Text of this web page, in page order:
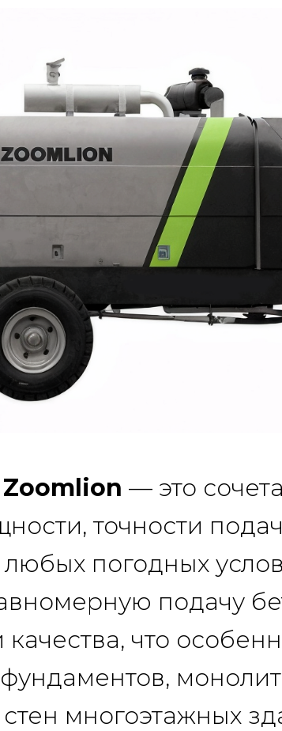
Zoomlion — это
точности
погодных
подачу
что
многоэтажных